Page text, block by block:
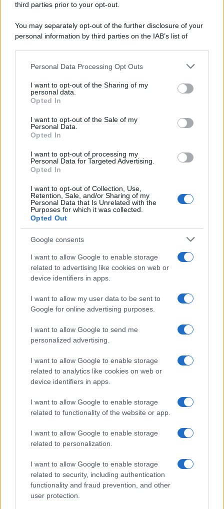
third parties prior to your opt-out.
You may separately opt-out of the further disclosure of your
personal information by third parties on the IAB’s list of
This information may also be disclosed by us to third parties
disclose it to other third parties.
Please note that this website/app uses one or more Google
services and may gather and store information including but
not limited to your visit or usage behaviour. You may click to
grant or deny consent to Google and its third-party tags to
consent section.
Personal Data Processing Opt Outs
I want to opt-out of the Sharing of my
personal data.
Opted In
I want to opt-out of the Sale of my
Personal Data.
Opted In
I want to opt-out of processing my
Personal Data for Targeted Advertising.
Opted In
I want to opt-out of Collection, Use,
Retention, Sale, and/or Sharing of my
Personal Data that Is Unrelated with the
Purposes for which it was collected.
Opted Out
Google consents
I want to allow Google to enable storage
related to advertising like cookies on web or
device identifiers in apps.
I want to allow my user data to be sent to
Google for online advertising purposes.
I want to allow Google to send me
personalized advertising.
I want to allow Google to enable storage
related to analytics like cookies on web or
device identifiers in apps.
I want to allow Google to enable storage
related to functionality of the website or app.
I want to allow Google to enable storage
related to personalization.
I want to allow Google to enable storage
related to security, including authentication
functionality and fraud prevention, and other
user protection.
Motors Magazine 365
Home Magazine 365
InvestirMag
Germania
Investieren24
UK
News Hub UK
Lgbtq News
Olanda
Investeren 24